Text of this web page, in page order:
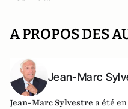
A PROPOS DES
Jean-Marc
Jean-Marc Sylvestre a été